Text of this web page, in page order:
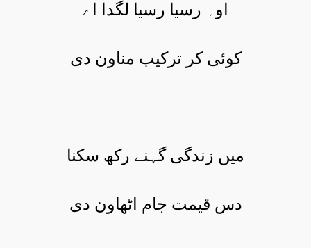
اوہ رسیا رسیا لگدا اے
کوئی کر ترکیب مناون دی
میں زندگی گہنے رکھ سکنا
دس قیمت جام اٹھاون دی